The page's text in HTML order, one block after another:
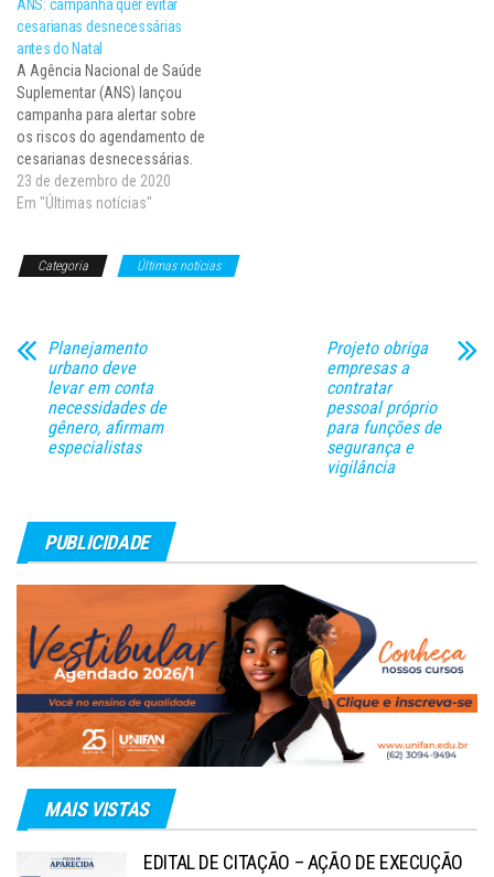
bebê!. A iniciativa é um alerta
às grávidas e profissionais de…
ANS: campanha quer evitar
cesarianas desnecessárias
antes do Natal
A Agência Nacional de Saúde
Suplementar (ANS) lançou
campanha para alertar sobre
os riscos do agendamento de
cesarianas desnecessárias.
Dados da agência reguladora
apontam que nos últimos
antecede o Natal, indicando
23 de dezembro de 2020
Em "Últimas notícias"
Categoria Últimas notícias
Planejamento
urbano deve
levar em conta
necessidades de
gênero, afirmam
especialistas
Projeto obriga
empresas a
contratar
pessoal próprio
para funções de
segurança e
vigilância
PUBLICIDADE
MAIS VISTAS
EDITAL DE CITAÇÃO – AÇÃO DE EXECUÇÃO